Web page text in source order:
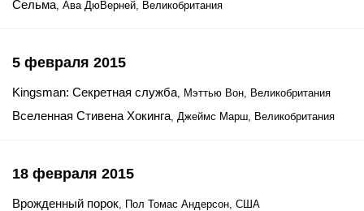
Сельма, Ава ДюВерней, Великобритания
5 февраля 2015
Kingsman: Секретная служба, Мэттью Вон, Великобритания
Вселенная Стивена Хокинга, Джеймс Марш, Великобритания
18 февраля 2015
Врожденный порок, Пол Томас Андерсон, США